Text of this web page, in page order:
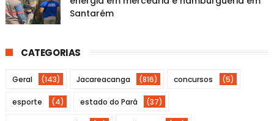
Santarém
CATEGORIAS
Geral (143) Jacareacanga (816) concursos (5)
esporte (4) estado do Pará (37)